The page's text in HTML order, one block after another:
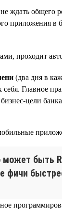
общего
приложения
проходит
(два дня в
Главное
цели
быть
фичи